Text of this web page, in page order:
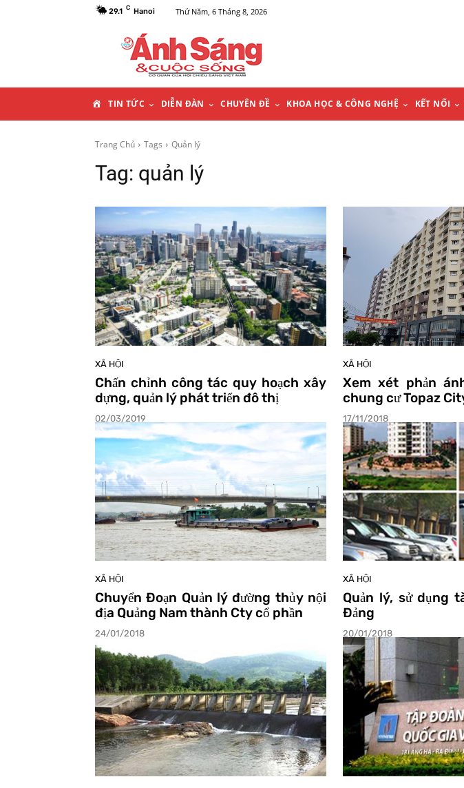
29.1 C Hanoi Thứ Năm, 6 Tháng 8, 2026
A
G
C
H
Ủ
TIN TỨC DIỄN ĐÀN CHUYÊN ĐỀ KHOA HỌC & CÔNG NGHỆ KẾT NỐI
Trang Chủ Tags Quản lý
Tag: quản lý
XÃ HỘI
Chấn chỉnh công tác quy hoạch xây
dựng, quản lý phát triển đô thị
02/03/2019
XÃ HỘI
Xem xét phản
chung cư Topaz
17/11/2018
XÃ HỘI
Chuyển Đoạn Quản lý đường thủy nội
địa Quảng Nam thành Cty cổ phần
24/01/2018
XÃ HỘI
Quản lý, sử dụng
Đảng
20/01/2018